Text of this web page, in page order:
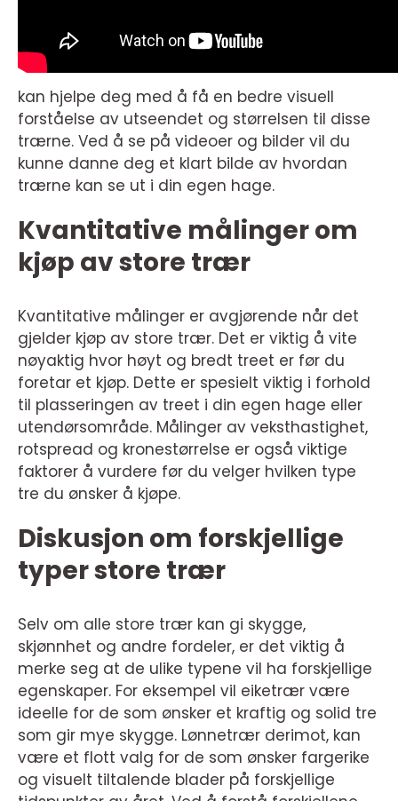
kan hjelpe deg med å få en bedre visuell
forståelse av utseendet og størrelsen til disse
trærne. Ved å se på videoer og bilder vil du
kunne danne deg et klart bilde av hvordan
trærne kan se ut i din egen hage.
Kvantitative målinger om
kjøp av store trær
Kvantitative målinger er avgjørende når det
gjelder kjøp av store trær. Det er viktig å vite
nøyaktig hvor høyt og bredt treet er før du
foretar et kjøp. Dette er spesielt viktig i forhold
til plasseringen av treet i din egen hage eller
utendørsområde. Målinger av veksthastighet,
rotspread og kronestørrelse er også viktige
faktorer å vurdere før du velger hvilken type
tre du ønsker å kjøpe.
Diskusjon om forskjellige
typer store trær
Selv om alle store trær kan gi skygge,
skjønnhet og andre fordeler, er det viktig å
merke seg at de ulike typene vil ha forskjellige
egenskaper. For eksempel vil eiketrær være
ideelle for de som ønsker et kraftig og solid tre
som gir mye skygge. Lønnetrær derimot, kan
være et flott valg for de som ønsker fargerike
og visuelt tiltalende blader på forskjellige